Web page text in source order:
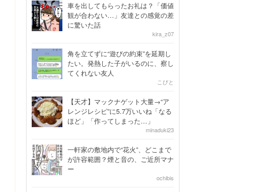
車を出してもらったお礼は？「価値
観が合わない…」友達との感覚の差
に驚いた話
kira_z07
角を立てずに“遊びの約束”を延期し
たい。発熱した子がいるのに、察し
てくれない友人
こびと
【天才】マックナゲット大量→“ア
レンジレシピ”に5.7万いいね「なる
ほど」「作ってしまった…」
minaduki23
一軒家の敷地内で“花火”、どこまで
が許容範囲？煙と音の、ご近所マナ
ー
ochibis